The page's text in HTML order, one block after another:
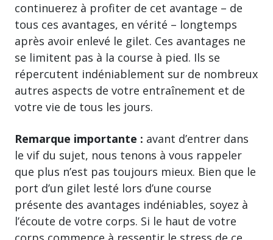
continuerez à profiter de cet avantage – de
tous ces avantages, en vérité – longtemps
après avoir enlevé le gilet. Ces avantages ne
se limitent pas à la course à pied. Ils se
répercutent indéniablement sur de nombreux
autres aspects de votre entraînement et de
votre vie de tous les jours.
Remarque importante : avant d’entrer dans
le vif du sujet, nous tenons à vous rappeler
que plus n’est pas toujours mieux. Bien que le
port d’un gilet lesté lors d’une course
présente des avantages indéniables, soyez à
l’écoute de votre corps. Si le haut de votre